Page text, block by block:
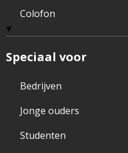
Colofon
Speciaal voor
Bedrijven
Jonge ouders
Studenten